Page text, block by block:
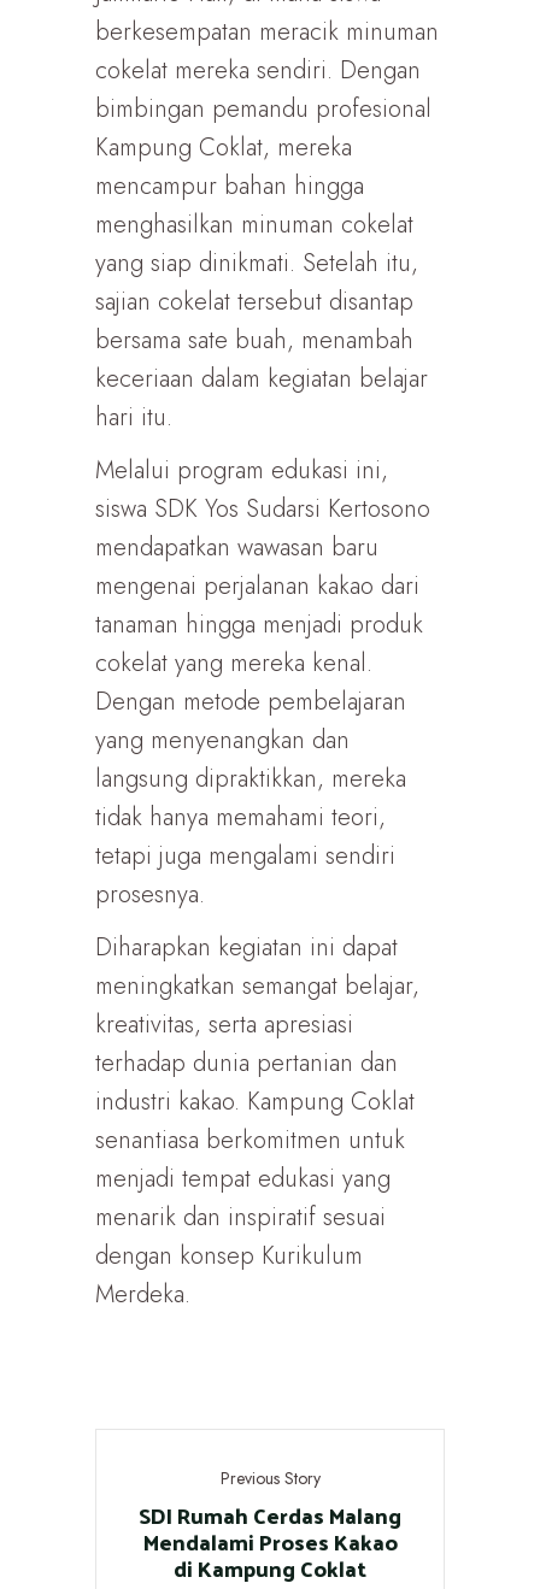
berkesempatan meracik minuman
cokelat mereka sendiri. Dengan
bimbingan pemandu profesional
Kampung Coklat, mereka
mencampur bahan hingga
menghasilkan minuman cokelat
yang siap dinikmati. Setelah itu,
sajian cokelat tersebut disantap
bersama sate buah, menambah
keceriaan dalam kegiatan belajar
hari itu.
Melalui program edukasi ini,
siswa SDK Yos Sudarsi Kertosono
mendapatkan wawasan baru
mengenai perjalanan kakao dari
tanaman hingga menjadi produk
cokelat yang mereka kenal.
Dengan metode pembelajaran
yang menyenangkan dan
langsung dipraktikkan, mereka
tidak hanya memahami teori,
tetapi juga mengalami sendiri
prosesnya.
Diharapkan kegiatan ini dapat
meningkatkan semangat belajar,
kreativitas, serta apresiasi
terhadap dunia pertanian dan
industri kakao. Kampung Coklat
senantiasa berkomitmen untuk
menjadi tempat edukasi yang
menarik dan inspiratif sesuai
dengan konsep Kurikulum
Merdeka.
Previous Story
SDI Rumah Cerdas Malang
Mendalami Proses Kakao
di Kampung Coklat